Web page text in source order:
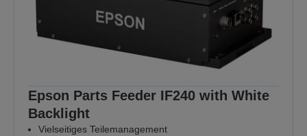
Epson Parts Feeder IF240 with White
Backlight
Vielseitiges Teilemanagement